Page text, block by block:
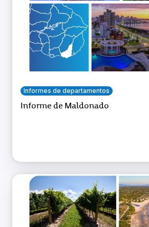
Informes de departamentos
Informe de Maldonado